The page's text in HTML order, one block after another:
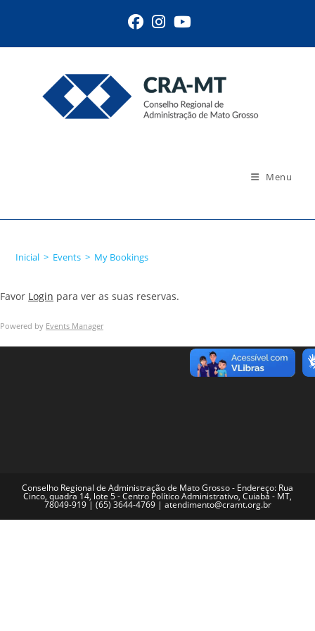
Menu
Inicial > Events > My Bookings
Favor Login para ver as suas reservas.
Powered by Events Manager
Conselho Regional de Administração de Mato Grosso - Endereço: Rua
Cinco, quadra 14, lote 5 - Centro Político Administrativo, Cuiabá - MT,
78049-919 | (65) 3644-4769 | atendimento@cramt.org.br